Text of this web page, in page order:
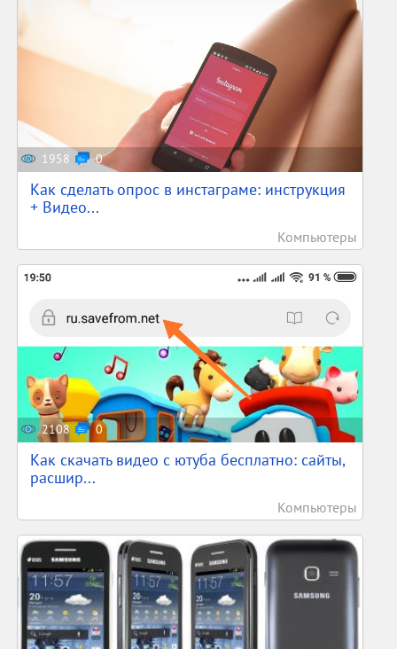
1958 0
Как сделать опрос в инстаграме: инструкция
+ Видео...
Компьютеры
2108 0
Как скачать видео с ютуба бесплатно: сайты,
расшир...
Компьютеры